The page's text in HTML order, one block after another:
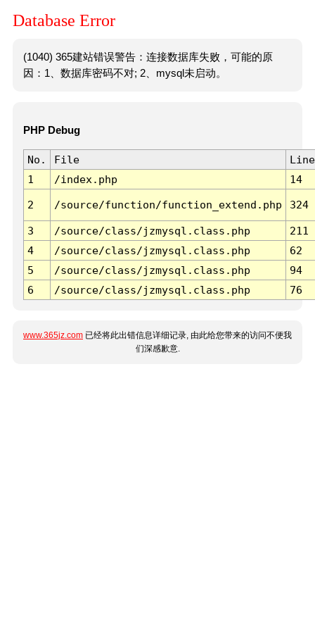
Database Error
(1040) 365建站错误警告：连接数据库失败，可能的原
因：1、数据库密码不对; 2、mysql未启动。
PHP Debug
No. File
Line
1
/index.php 14
2 /source/function/function_extend.php 324
3 /source/class/jzmysql.class.php
211
4
/source/class/jzmysql.class.php
62
5
/source/class/jzmysql.class.php
94
6
/source/class/jzmysql.class.php 76
www.365jz.com 已经将此出错信息详细记录, 由此给您带来的访问不便我
们深感歉意.